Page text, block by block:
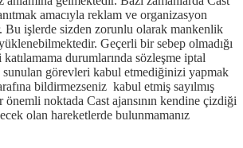
amacıyla reklam ve organizasyon
Bu işlerde sizden zorunlu olarak mankenlik
Geçerli bir sebep olmadığı
durumlarında sözleşme iptal
görevleri kabul etmediğinizi yapmak
bildirmezseniz kabul etmiş sayılmış
önemli noktada Cast ajansının kendine çizdiği
olan hareketlerde bulunmamanız